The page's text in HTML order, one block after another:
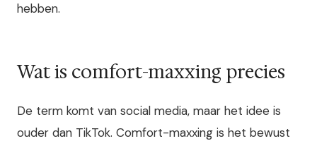
hebben.
Wat is comfort-maxxing precies
De term komt van social media, maar het idee is
ouder dan TikTok. Comfort-maxxing is het bewust